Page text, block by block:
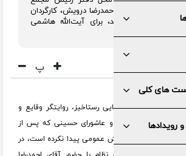
های کلی
رویدادها
با حضور آقای احمدرضا درویش، کارگردان
مقامی، مدیر تولید، برای آیت‌الله هاشمی
پ
محرم، فیلم سینمایی رستاخیز، روایتگر وقایع و
الحسین(ع) و عاشورای حسینی که پس از
هنوز اجازه نمایش عمومی پیدا نکرده است، در